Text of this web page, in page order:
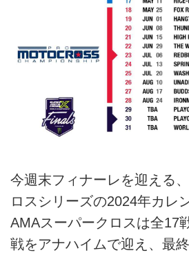
今週末フィナーレを迎える
ロスシリーズの2024年カレ
AMAスーパークロスは全17
戦をアナハイムで迎え、最